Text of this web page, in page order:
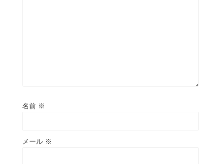
名前 ※
メール ※